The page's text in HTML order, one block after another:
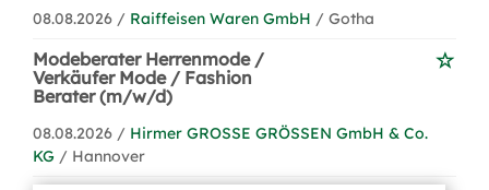
08.08.2026 / Raiffeisen Waren GmbH / Gotha
Modeberater Herrenmode /
Verkäufer Mode / Fashion
Berater (m/w/d)
08.08.2026 / Hirmer GROSSE GRÖSSEN GmbH & Co.
KG / Hannover